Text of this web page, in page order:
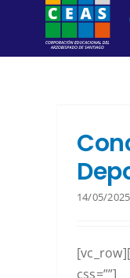
14/05/2025
css=””]